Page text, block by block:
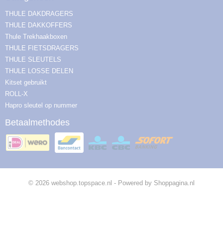
THULE DAKDRAGERS
THULE DAKKOFFERS
Thule Trekhaakboxen
THULE FIETSDRAGERS
THULE SLEUTELS
THULE LOSSE DELEN
Kitset gebruikt
ROLL-X
Hapro sleutel op nummer
Betaalmethodes
© 2026 webshop.topspace.nl - Powered by Shoppagina.nl